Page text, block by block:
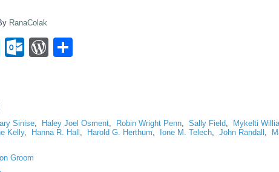
RanaColak
LinkedIn
Outlook.com
WordPress
Sinise, Haley Joel Osment, Robin Wright Penn, Sally Field, Mykelti
Kelly, Hanna R. Hall , Harold G. Herthum, Ione M. Telech, John Randall ,
Groom